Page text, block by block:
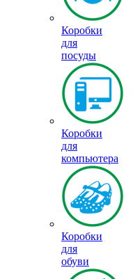
Коробки
для
посуды
Коробки
для
компьютера
Коробки
для
обуви